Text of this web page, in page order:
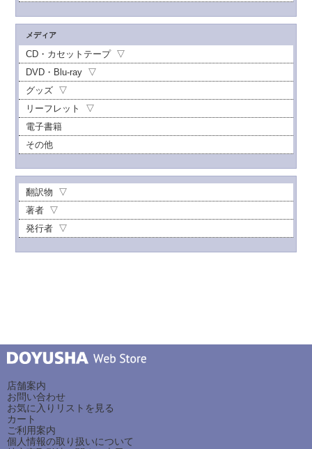
メディア
CD・カセットテープ
DVD・Blu-ray
グッズ
リーフレット
電子書籍
その他
翻訳物
著者
発行者
店舗案内
お問い合わせ
お気に入りリストを見る
カート
ご利用案内
個人情報の取り扱いについて